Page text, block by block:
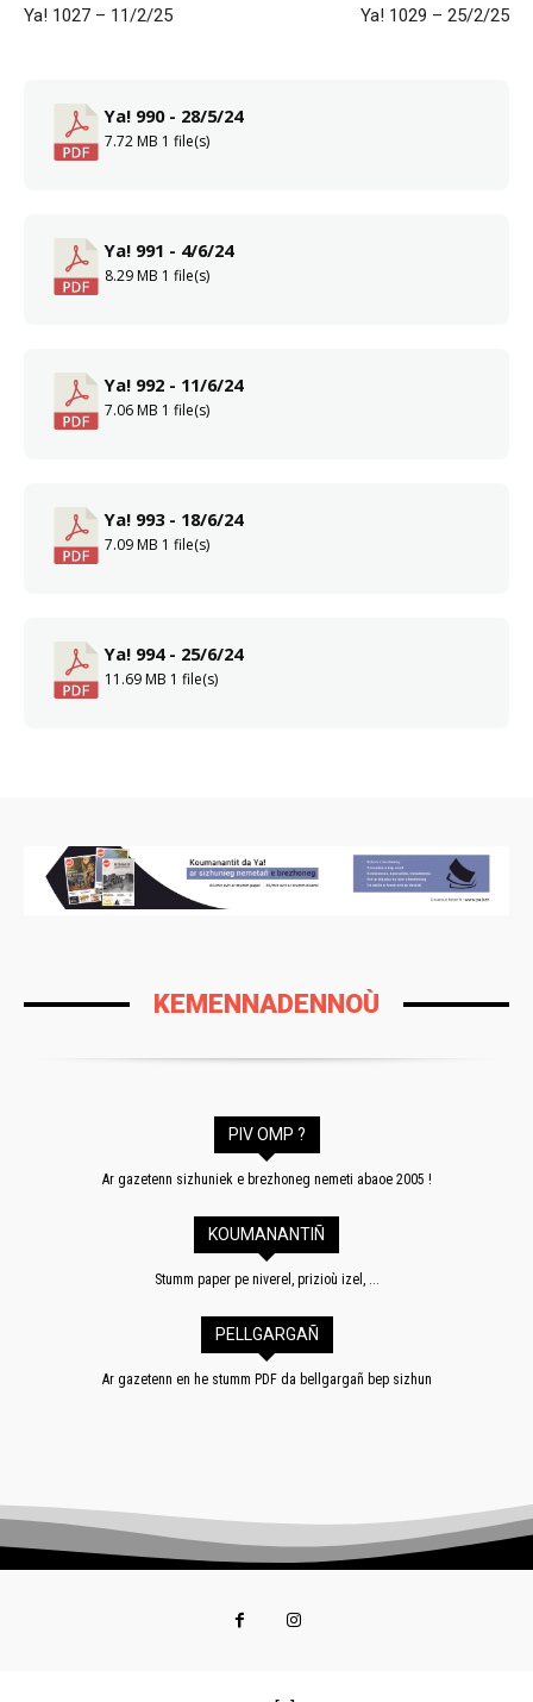
Ya! 1027 – 11/2/25 Ya! 1029 – 25/2/25
Ya! 990 - 28/5/24
7.72 MB 1 file(s)
Ya! 991 - 4/6/24
8.29 MB 1 file(s)
Ya! 992 - 11/6/24
7.06 MB 1 file(s)
Ya! 993 - 18/6/24
7.09 MB 1 file(s)
Ya! 994 - 25/6/24
11.69 MB 1 file(s)
KEMENNADENNOÙ
PIV OMP ?
Ar gazetenn sizhuniek e brezhoneg nemeti abaoe 2005 !
KOUMANANTIÑ
Stumm paper pe niverel, prizioù izel, ...
PELLGARGAÑ
Ar gazetenn en he stumm PDF da bellgargañ bep sizhun